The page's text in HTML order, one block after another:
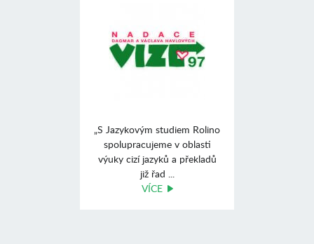
„S Jazykovým studiem Rolino
spolupracujeme v oblasti
výuky cizí jazyků a překladů
již řad ...
VÍCE